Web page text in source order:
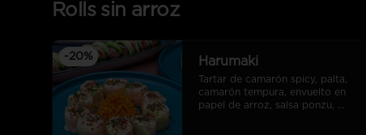
Rolls sin arroz
-20% Harumaki
Tartar de camarón spicy, palta,
camarón tempura, envuelto en
papel de arroz, salsa ponzu,